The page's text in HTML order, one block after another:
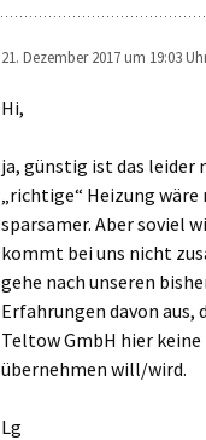
21. Dezember 2017 um 19:03
Hi,
ja, günstig ist das leider
„richtige“ Heizung
sparsamer. Aber soviel
kommt bei uns nicht
gehe nach unseren
Erfahrungen davon aus,
Teltow GmbH hier
übernehmen will/wird.
Lg